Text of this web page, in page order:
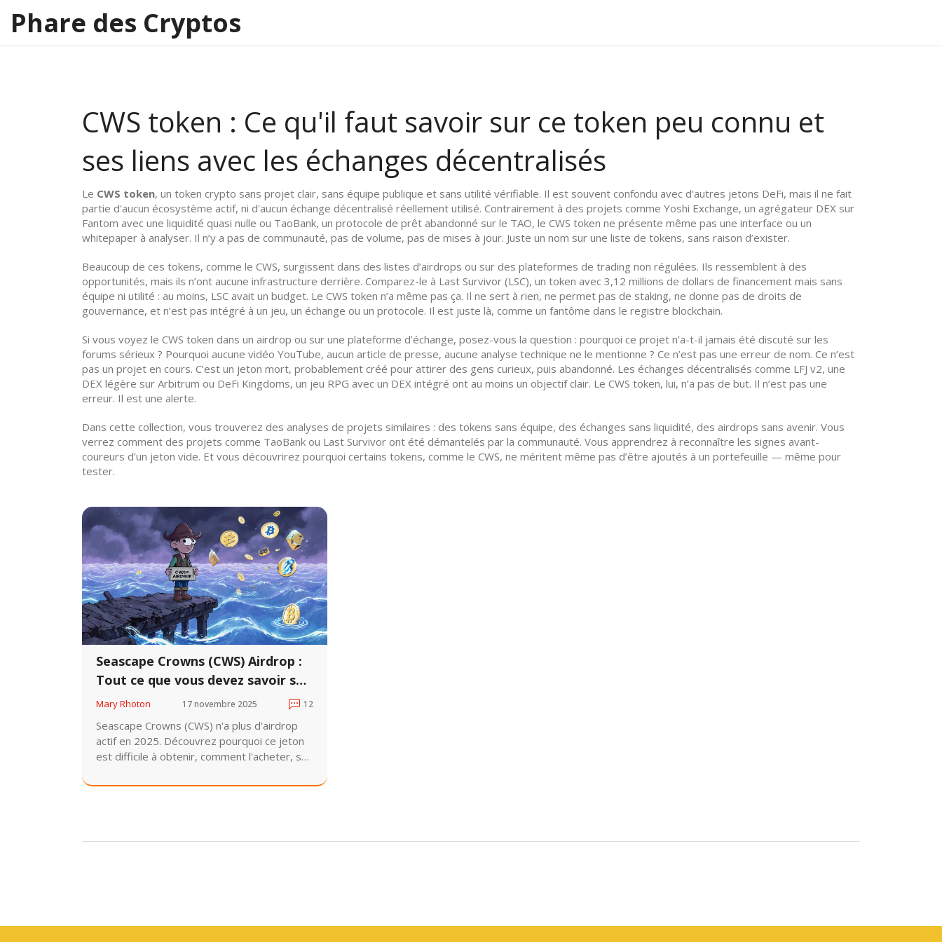
Phare des Cryptos
CWS token : Ce qu'il faut savoir sur ce token peu connu et
ses liens avec les échanges décentralisés
Le CWS token, un token crypto sans projet clair, sans équipe publique et sans utilité vérifiable. Il est souvent confondu avec d'autres jetons DeFi, mais il ne fait
partie d'aucun écosystème actif, ni d'aucun échange décentralisé réellement utilisé. Contrairement à des projets comme Yoshi Exchange, un agrégateur DEX sur
Fantom avec une liquidité quasi nulle ou TaoBank, un protocole de prêt abandonné sur le TAO, le CWS token ne présente même pas une interface ou un
whitepaper à analyser. Il n’y a pas de communauté, pas de volume, pas de mises à jour. Juste un nom sur une liste de tokens, sans raison d’exister.
Beaucoup de ces tokens, comme le CWS, surgissent dans des listes d’airdrops ou sur des plateformes de trading non régulées. Ils ressemblent à des
opportunités, mais ils n’ont aucune infrastructure derrière. Comparez-le à Last Survivor (LSC), un token avec 3,12 millions de dollars de financement mais sans
équipe ni utilité : au moins, LSC avait un budget. Le CWS token n’a même pas ça. Il ne sert à rien, ne permet pas de staking, ne donne pas de droits de
gouvernance, et n’est pas intégré à un jeu, un échange ou un protocole. Il est juste là, comme un fantôme dans le registre blockchain.
Si vous voyez le CWS token dans un airdrop ou sur une plateforme d’échange, posez-vous la question : pourquoi ce projet n’a-t-il jamais été discuté sur les
forums sérieux ? Pourquoi aucune vidéo YouTube, aucun article de presse, aucune analyse technique ne le mentionne ? Ce n’est pas une erreur de nom. Ce n’est
pas un projet en cours. C’est un jeton mort, probablement créé pour attirer des gens curieux, puis abandonné. Les échanges décentralisés comme LFJ v2, une
DEX légère sur Arbitrum ou DeFi Kingdoms, un jeu RPG avec un DEX intégré ont au moins un objectif clair. Le CWS token, lui, n’a pas de but. Il n’est pas une
erreur. Il est une alerte.
Dans cette collection, vous trouverez des analyses de projets similaires : des tokens sans équipe, des échanges sans liquidité, des airdrops sans avenir. Vous
verrez comment des projets comme TaoBank ou Last Survivor ont été démantelés par la communauté. Vous apprendrez à reconnaître les signes avant-
coureurs d’un jeton vide. Et vous découvrirez pourquoi certains tokens, comme le CWS, ne méritent même pas d’être ajoutés à un portefeuille — même pour
tester.
Seascape Crowns (CWS) Airdrop :
Tout ce que vous devez savoir sur
la distribution des jetons et les
Mary Rhoton 17 novembre 2025 12
Seascape Crowns (CWS) n'a plus d'airdrop
actif en 2025. Découvrez pourquoi ce jeton
est difficile à obtenir, comment l'acheter, ses
les joueurs blockchain.